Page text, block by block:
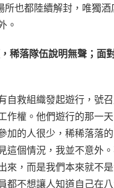
所也都陸續解封，唯獨
。
稀落隊伍說明無聲；面
自救組織發起遊行，號
作權。他們遊行的那一
加的人很少，稀稀落落
這個情況，我並不意外
來，而是我們本來就不
都不想讓人知道自己在